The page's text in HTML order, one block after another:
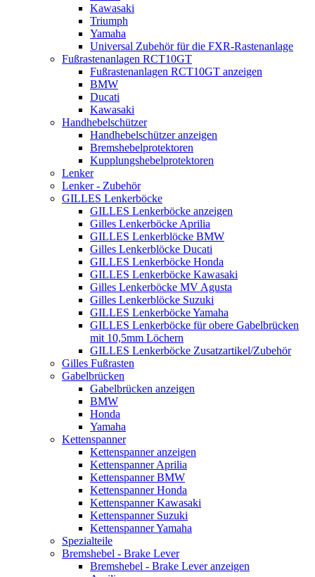
Kawasaki
Triumph
Yamaha
Universal Zubehör für die FXR-Rastenanlage
Fußrastenanlagen RCT10GT
Fußrastenanlagen RCT10GT anzeigen
BMW
Ducati
Kawasaki
Handhebelschützer
Handhebelschützer anzeigen
Bremshebelprotektoren
Kupplungshebelprotektoren
Lenker
Lenker - Zubehör
GILLES Lenkerböcke
GILLES Lenkerböcke anzeigen
Gilles Lenkerböcke Aprilia
GILLES Lenkerblöcke BMW
Gilles Lenkerblöcke Ducati
GILLES Lenkerböcke Honda
GILLES Lenkerböcke Kawasaki
Gilles Lenkerböcke MV Agusta
Gilles Lenkerblöcke Suzuki
GILLES Lenkerböcke Yamaha
GILLES Lenkerböcke für obere Gabelbrücken
mit 10,5mm Löchern
GILLES Lenkerböcke Zusatzartikel/Zubehör
Gilles Fußrasten
Gabelbrücken
Gabelbrücken anzeigen
BMW
Honda
Yamaha
Kettenspanner
Kettenspanner anzeigen
Kettenspanner Aprilia
Kettenspanner BMW
Kettenspanner Honda
Kettenspanner Kawasaki
Kettenspanner Suzuki
Kettenspanner Yamaha
Spezialteile
Bremshebel - Brake Lever
Bremshebel - Brake Lever anzeigen